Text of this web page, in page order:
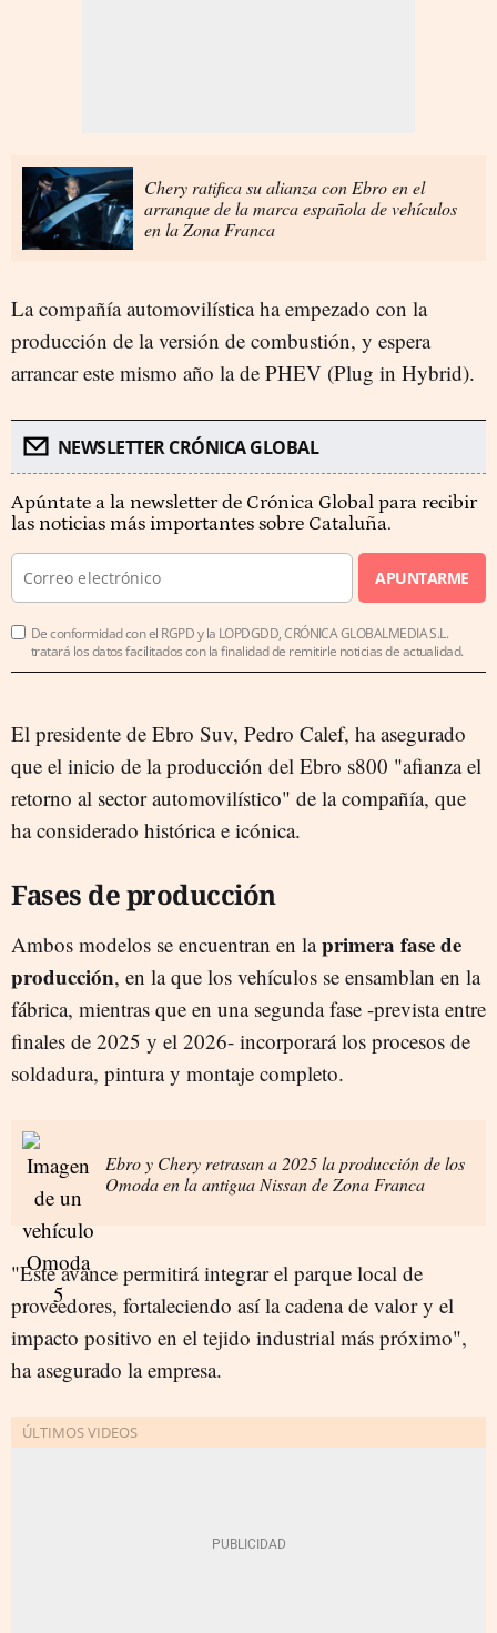
Chery ratifica su alianza con Ebro en el
arranque de la marca española de vehículos
en la Zona Franca
La compañía automovilística ha empezado con la
producción de la versión de combustión, y espera
arrancar este mismo año la de PHEV (Plug in Hybrid).
NEWSLETTER CRÓNICA GLOBAL
Apúntate a la newsletter de Crónica Global para recibir
las noticias más importantes sobre Cataluña.
APUNTARME
De conformidad con el RGPD y la LOPDGDD, CRÓNICA GLOBALMEDIA S.L.
tratará los datos facilitados con la finalidad de remitirle noticias de actualidad.
El presidente de Ebro Suv, Pedro Calef, ha asegurado
que el inicio de la producción del Ebro s800 "afianza el
retorno al sector automovilístico" de la compañía, que
ha considerado histórica e icónica.
Fases de producción
Ambos modelos se encuentran en laprimera fase de
producción, en la que los vehículos se ensamblan en la
fábrica, mientras que en una segunda fase -prevista entre
finales de 2025 y el 2026- incorporará los procesos de
soldadura, pintura y montaje completo.
Ebro y Chery retrasan a 2025 la producción de los
Omoda en la antigua Nissan de Zona Franca
"Este avance permitirá integrar el parque local de
proveedores, fortaleciendo así la cadena de valor y el
impacto positivo en el tejido industrial más próximo",
ha asegurado la empresa.